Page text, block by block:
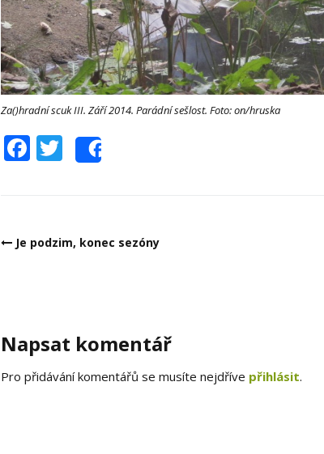
Za()hradní scuk III. Září 2014. Parádní sešlost. Foto: on/hruska
Facebook
Twitter
PostJe podzim, konec sezóny
Napsat komentář
Pro přidávání komentářů se musíte nejdříve přihlásit.